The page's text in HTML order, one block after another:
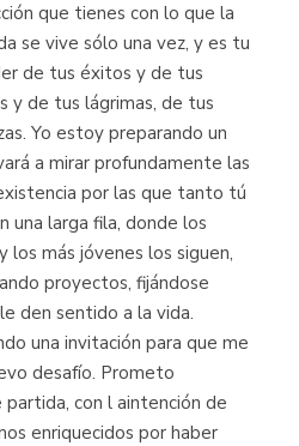
que tienes con lo que la
se vive sólo una vez, y es tu
de tus éxitos y de tus
y de tus lágrimas, de tus
Yo estoy preparando un
a mirar profundamente las
por las que tanto tú
una larga fila, donde los
los más jóvenes los siguen,
proyectos, fijándose
den sentido a la vida.
una invitación para que me
desafío. Prometo
con l aintención de
enriquecidos por haber